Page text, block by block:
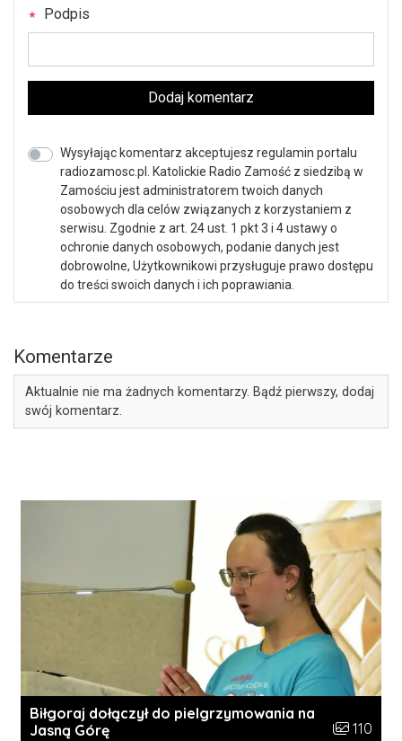
Podpis
Dodaj komentarz
Wysyłając komentarz akceptujesz regulamin portalu
radiozamosc.pl. Katolickie Radio Zamość z siedzibą w
Zamościu jest administratorem twoich danych
osobowych dla celów związanych z korzystaniem z
serwisu. Zgodnie z art. 24 ust. 1 pkt 3 i 4 ustawy o
ochronie danych osobowych, podanie danych jest
dobrowolne, Użytkownikowi przysługuje prawo dostępu
do treści swoich danych i ich poprawiania.
Komentarze
Aktualnie nie ma żadnych komentarzy. Bądź pierwszy, dodaj
swój komentarz.
Biłgoraj dołączył do pielgrzymowania na
Jasną Górę
Liczba
110